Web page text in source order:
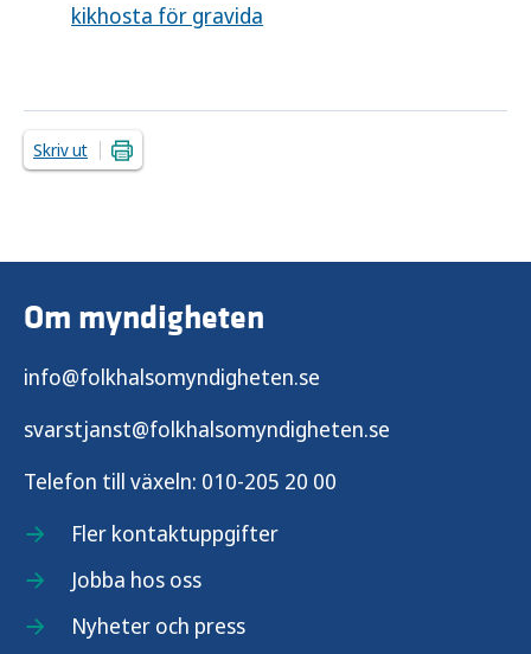
kikhosta för gravida
Skriv ut
Om myndigheten
info@folkhalsomyndigheten.se
svarstjanst@folkhalsomyndigheten.se
Telefon till växeln: 010-205 20 00
Fler kontaktuppgifter
Jobba hos oss
Nyheter och press